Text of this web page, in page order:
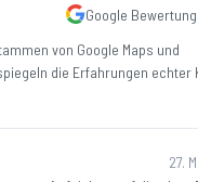
Google
von Google Maps und
die Erfahrungen echter
27.